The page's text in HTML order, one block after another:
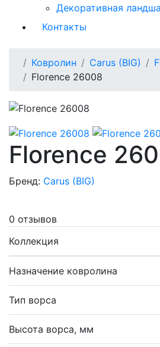
Декоративная
Контакты
Ковролин Carus (BIG)
Florence 26008
Florence
Бренд: Carus (BIG)
0 отзывов
Коллекция
Назначение ковролина
Тип ворса
Высота ворса, мм